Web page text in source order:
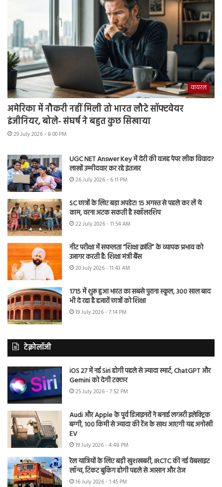
वायरल
अमेरिका में नौकरी नहीं मिली तो भारत लौटे सॉफ्टवेयर
इंजीनियर, बोले- संघर्ष ने बहुत कुछ सिखाया
29 July 2026 - 8:00 PM
UGC NET Answer Key में देरी की वजह पेपर लीक विवाद?
लाखों उम्मीदवार कर रहे इंतजार
26 July 2026 - 6:11 PM
SC छात्रों के लिए बड़ा अपडेट! 15 अगस्त से पहले कर लें ये
काम, वरना अटक सकती है स्कॉलरशिप
22 July 2026 - 11:54 AM
नीट परीक्षा में सफलता “शिक्षा क्रांति” के व्यापक प्रभाव को
उजागर करती है: शिक्षा मंत्री बैंस
20 July 2026 - 11:43 AM
1715 में शुरू हुआ भारत का सबसे पुराना स्कूल, 300 साल बाद
भी दे रहा है हजारों छात्रों को शिक्षा
19 July 2026 - 7:14 PM
टेक्नोलॉजी
iOS 27 में नई Siri होगी पहले से ज्यादा स्मार्ट, ChatGPT और
Gemini को देगी टक्कर
25 July 2026 - 7:52 PM
Audi और Apple के पूर्व डिजाइनरों ने बनाई लग्जरी इलेक्ट्रिक
बग्गी, 100 किमी से ज्यादा की रेंज के साथ आएगी यह अनोखी
EV
19 July 2026 - 4:48 PM
रेल यात्रियों के लिए बड़ी खुशखबरी, IRCTC की नई वेबसाइट
लॉन्च, टिकट बुकिंग होगी पहले से आसान और तेज
16 July 2026 - 1:45 PM